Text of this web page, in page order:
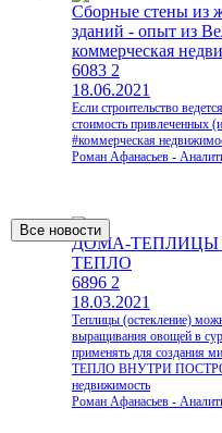
Сборные стены из
зданий - опыт из
коммерческая
6083 2
18.06.2021
Если строительство
стоимость привлеченных
#коммерческая
Роман Афанасьев -
ДОМА-ТЕПЛИЦЫ
ТЕПЛО
6896 2
18.03.2021
Теплицы (остекление)
выращивания овощей в
применять для создания
ТЕПЛО ВНУТРИ
недвижимость
Роман Афанасьев -